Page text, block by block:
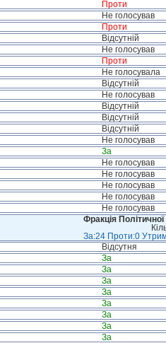
Проти
Не голосував
Проти
Відсутній
Не голосував
Проти
Не голосувала
Відсутній
Не голосував
Відсутній
Відсутній
Відсутній
Не голосував
За
Не голосував
Не голосував
Не голосував
Не голосував
Не голосував
Фракція
За:24 Проти:0
Відсутня
За
За
За
За
За
За
За
За